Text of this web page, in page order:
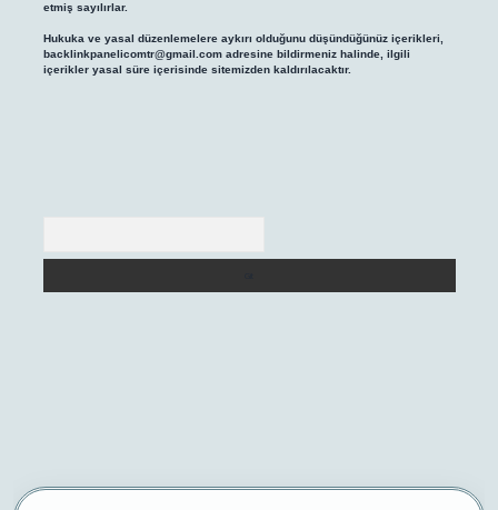
etmiş sayılırlar.
Hukuka ve yasal düzenlemelere aykırı olduğunu düşündüğünüz içerikleri,
backlinkpanelicomtr@gmail.comadresine bildirmeniz halinde, ilgili
içerikler yasal süre içerisinde sitemizden kaldırılacaktır.